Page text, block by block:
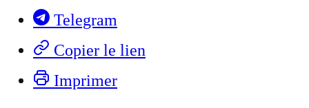
Telegram
Copier le lien
Imprimer